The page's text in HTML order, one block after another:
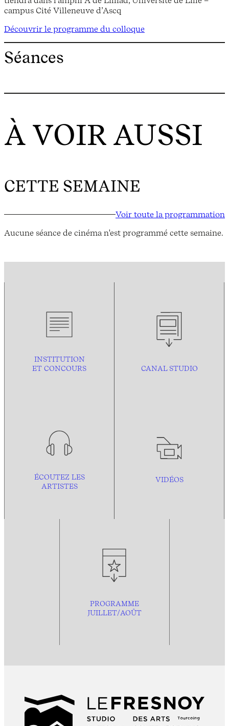
campus Cité Villeneuve d’Ascq
Découvrir le programme du colloque
Séances
À VOIR AUSSI
CETTE SEMAINE
Voir toute la programmation
Aucune séance de cinéma n'est programmé cette semaine.
INSTITUTION
ET CONCOURS
CANAL STUDIO
ÉCOUTEZ LES
ARTISTES
VIDÉOS
PROGRAMME
JUILLET/AOÛT